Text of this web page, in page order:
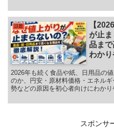
話題
【
が止
品ま
わか
2026年も続く食品や紙、日用品の
のか、円安・原材料価格・エネル
勢などの原因を初心者向けにわか
や今後の見通し、値下がりする可
スポンサ